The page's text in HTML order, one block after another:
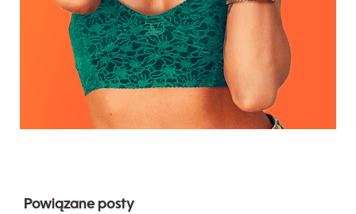
Powiązane posty